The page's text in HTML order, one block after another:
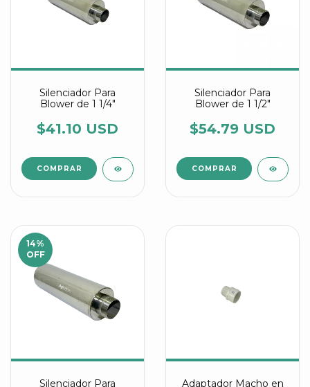
Silenciador Para
Blower de 1 1/4"
$41.10 USD
Silenciador Para
Blower de 1 1/2"
$54.79 USD
14%
OFF
Silenciador Para
Adaptador Macho en